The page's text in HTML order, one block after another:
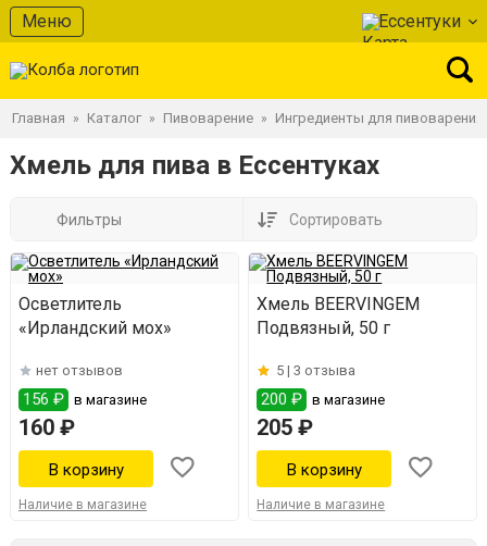
Меню Ессентуки
Главная » Каталог » Пивоварение » Ингредиенты для пивоварения
Хмель для пива в Ессентуках
Фильтры Сортировать
Осветлитель
«Ирландский мох»
нет отзывов
156 ₽ в магазине
160 ₽
Наличие в магазине
Хмель BEERVINGEM
Подвязный, 50 г
5 |3 отзыва
200 ₽ в магазине
205 ₽
Наличие в магазине